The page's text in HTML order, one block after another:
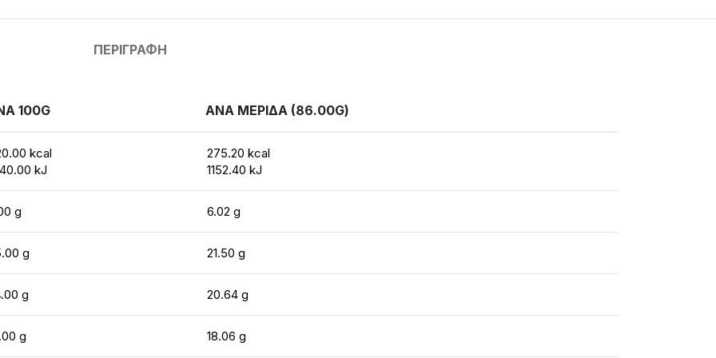
ΠΕΡΙΓΡΑΦΉ
100G ΑΝΑ ΜΕΡΙΔΑ (86.00G)
kcal
kJ
275.20 kcal
1152.40 kJ
g 6.02 g
g 21.50 g
g 20.64 g
g 18.06 g